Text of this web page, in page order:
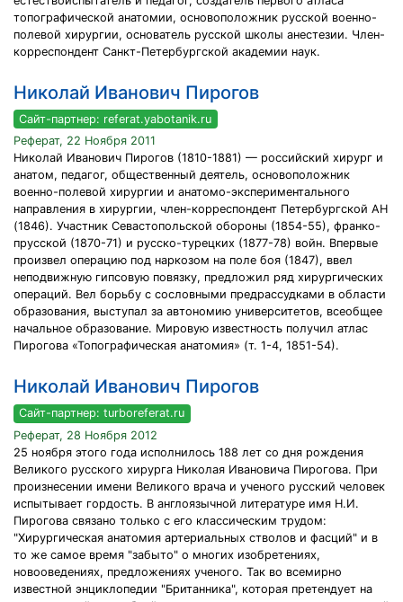
топографической анатомии, основоположник русской военно-
полевой хирургии, основатель русской школы анестезии. Член-
корреспондент Санкт-Петербургской академии наук.
Николай Иванович Пирогов
Сайт-партнер: referat.yabotanik.ru
Реферат, 22 Ноября 2011
Николай Иванович Пирогов (1810-1881) — российский хирург и
анатом, педагог, общественный деятель, основоположник
военно-полевой хирургии и анатомо-экспериментального
направления в хирургии, член-корреспондент Петербургской АН
(1846). Участник Севастопольской обороны (1854-55), франко-
прусской (1870-71) и русско-турецких (1877-78) войн. Впервые
произвел операцию под наркозом на поле боя (1847), ввел
неподвижную гипсовую повязку, предложил ряд хирургических
операций. Вел борьбу с сословными предрассудками в области
образования, выступал за автономию университетов, всеобщее
начальное образование. Мировую известность получил атлас
Пирогова «Топографическая анатомия» (т. 1-4, 1851-54).
Николай Иванович Пирогов
Сайт-партнер: turboreferat.ru
Реферат, 28 Ноября 2012
25 ноября этого года исполнилось 188 лет со дня рождения
Великого русского хирурга Николая Ивановича Пирогова. При
произнесении имени Великого врача и ученого русский человек
испытывает гордость. В англоязычной литературе имя Н.И.
Пирогова связано только с его классическим трудом:
"Хирургическая анатомия артериальных стволов и фасций" и в
то же самое время "забыто" о многих изобретениях,
новооведениях, предложениях ученого. Так во всемирно
известной энциклопедии "Британника", которая претендует на